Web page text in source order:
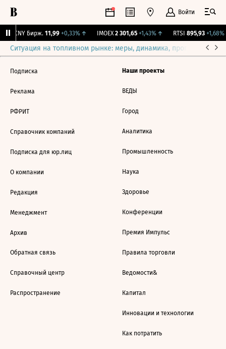
Войти
CNY Бирж. 11,99 +0,33%↑ IMOEX 2 301,65 +1,43%↑ RTSI 895,93 +1,68%
Ситуация на топливном рынке: меры, динамика, прогнозы
Подписка
Реклама
РФРИТ
Справочник компаний
Подписка для юр.лиц
О компании
Редакция
Менеджмент
Архив
Обратная связь
Справочный центр
Распространение
Наши проекты
ВЕДЫ
Город
Аналитика
Промышленность
Наука
Здоровье
Конференции
Премия Импульс
Правила торговли
Ведомости&
Капитал
Инновации и технологии
Как потратить